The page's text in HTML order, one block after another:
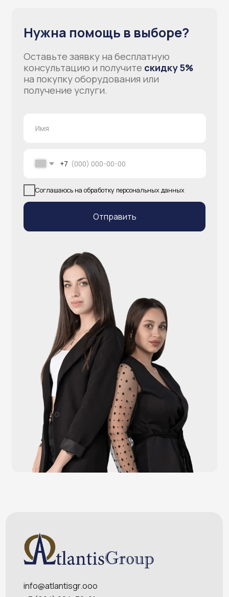
+7 (924) 004-32-01
info@atlantisgr.ooo
Видеонаблюдение
Принтеры чеков и этикеток
Услуги
О компании
Оплата и доставка
Политика конфидециальности
Каталог
Штрихкодовое оборудование
Весовое оборудование
Счётчики валюты
Терминалы самообслуживания
Денежные ящики
Онлайн-кассы
Антикражные ворота